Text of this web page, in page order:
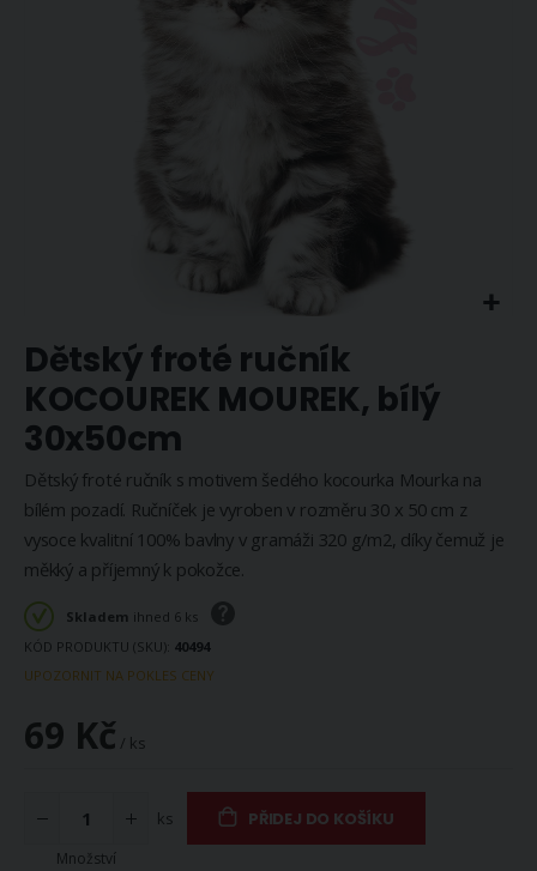
na
začátek
galerie
s
obrázky
Dětský froté ručník
KOCOUREK MOUREK, bílý
30x50cm
Dětský froté ručník s motivem šedého kocourka Mourka na
bílém pozadí. Ručníček je vyroben v rozměru 30 x 50 cm z
vysoce kvalitní 100% bavlny v gramáži 320 g/m2, díky čemuž je
měkký a příjemný k pokožce.
Skladem ihned 6 ks
KÓD PRODUKTU (SKU) 40494
UPOZORNIT NA POKLES CENY
69 Kč / ks
Množství
ks PŘIDEJ DO KOŠÍKU